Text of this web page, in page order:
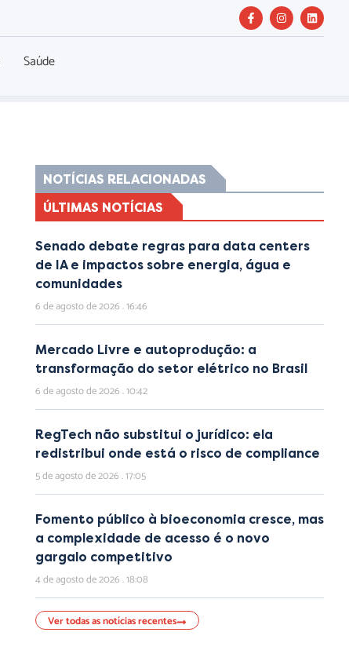
Saúde
NOTÍCIAS RELACIONADAS
ÚLTIMAS NOTÍCIAS
Senado debate regras para data centers
de IA e impactos sobre energia, água e
comunidades
6 de agosto de 2026 16:46
Mercado Livre e autoprodução: a
transformação do setor elétrico no Brasil
6 de agosto de 2026 10:42
RegTech não substitui o jurídico: ela
redistribui onde está o risco de compliance
5 de agosto de 2026 17:05
Fomento público à bioeconomia cresce, mas
a complexidade de acesso é o novo
gargalo competitivo
4 de agosto de 2026 18:08
Ver todas as notícias recentes